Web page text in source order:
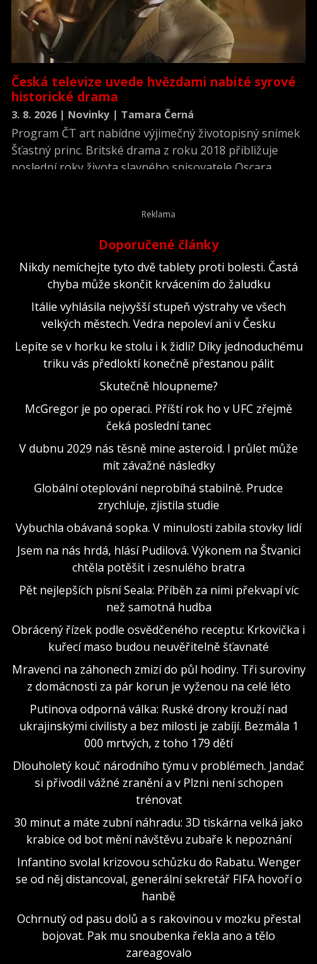
Česká televize uvede hvězdami nabité syrové
historické drama
3. 8. 2026 | Novinky | Tamara Černá
Program ČT art nabídne výjimečný životopisný snímek
Šťastný princ. Britské drama z roku 2018 přibližuje
poslední roky života slavného spisovatele Oscara
odmítnutí. Film napsal, režíroval a zároveň si v něm
Doporučené články
Nikdy nemíchejte tyto dvě tablety proti bolesti. Častá
chyba může skončit krvácením do žaludku
Itálie vyhlásila nejvyšší stupeň výstrahy ve všech
velkých městech. Vedra nepoleví ani v Česku
Lepíte se v horku ke stolu i k židli? Díky jednoduchému
triku vás předloktí konečně přestanou pálit
Skutečně hloupneme?
McGregor je po operaci. Příští rok ho v UFC zřejmě
čeká poslední tanec
V dubnu 2029 nás těsně mine asteroid. I průlet může
mít závažné následky
Globální oteplování neprobíhá stabilně. Prudce
zrychluje, zjistila studie
Vybuchla obávaná sopka. V minulosti zabila stovky lidí
Jsem na nás hrdá, hlásí Pudilová. Výkonem na Štvanici
chtěla potěšit i zesnulého bratra
Pět nejlepších písní Seala: Příběh za nimi překvapí víc
než samotná hudba
Obrácený řízek podle osvědčeného receptu: Krkovička i
kuřecí maso budou neuvěřitelně šťavnaté
Mravenci na záhonech zmizí do půl hodiny. Tři suroviny
z domácnosti za pár korun je vyženou na celé léto
Putinova odporná válka: Ruské drony krouží nad
ukrajinskými civilisty a bez milosti je zabíjí. Bezmála 1
000 mrtvých, z toho 179 dětí
Dlouholetý kouč národního týmu v problémech. Jandač
si přivodil vážné zranění a v Plzni není schopen
trénovat
30 minut a máte zubní náhradu: 3D tiskárna velká jako
krabice od bot mění návštěvu zubaře k nepoznání
Infantino svolal krizovou schůzku do Rabatu. Wenger
se od něj distancoval, generální sekretář FIFA hovoří o
hanbě
Ochrnutý od pasu dolů a s rakovinou v mozku přestal
bojovat. Pak mu snoubenka řekla ano a tělo
zareagovalo